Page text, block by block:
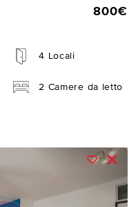
800€
4 Locali
2 Camere da letto